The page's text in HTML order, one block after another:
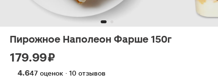
Пирожное Наполеон Фарше 150г
179.99 ₽
4.647 оценок · 10 отзывов